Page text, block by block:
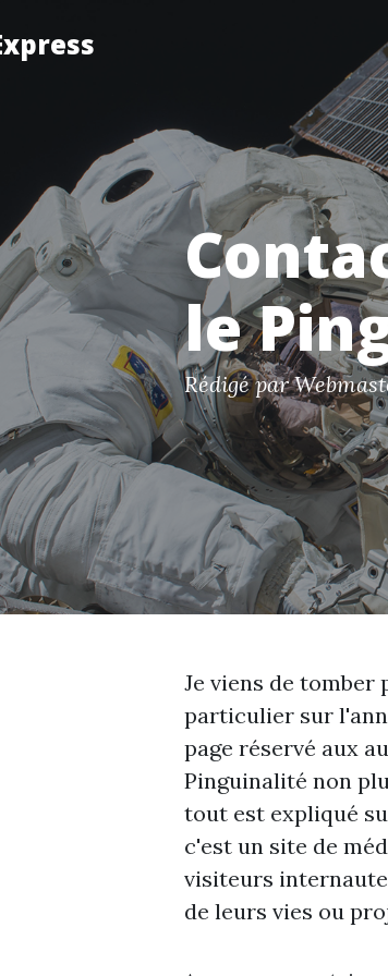
le
Rédigé par
Je viens de
particulier sur
page réservé aux
Pinguinalité non
tout est expliqué
c'est un site de
visiteurs
de leurs vies ou